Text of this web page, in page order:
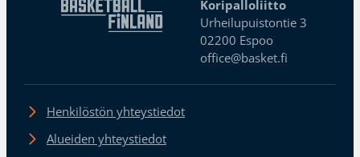
Koripalloliitto
Urheilupuistontie 3
02200 Espoo
office@basket.fi
Henkilöstön yhteystiedot
Alueiden yhteystiedot